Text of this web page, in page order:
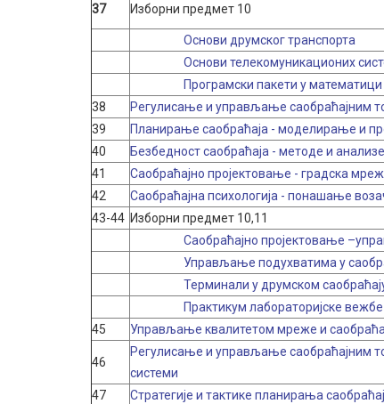
37
Изборни предмет 10
Основи друмског транспорта
Основи телекомуникационих
Програмски пакети у математици
38
Регулисање и управљање саобраћајним
39
Планирање саобраћаја - моделирање и
40
Безбедност саобраћаја - методе и анализе
41
Саобраћајно пројектовање - градска
42
Саобраћајна психологија - понашање
43-44 Изборни предмет 10,11
Саобраћајно пројектовање
Управљање подухватима у
Терминали у друмском
Практикум лабораторијске
45
Управљање квалитетом мреже и
46
Регулисање и управљање саобраћајним
системи
47 Стратегије и тактике планирања